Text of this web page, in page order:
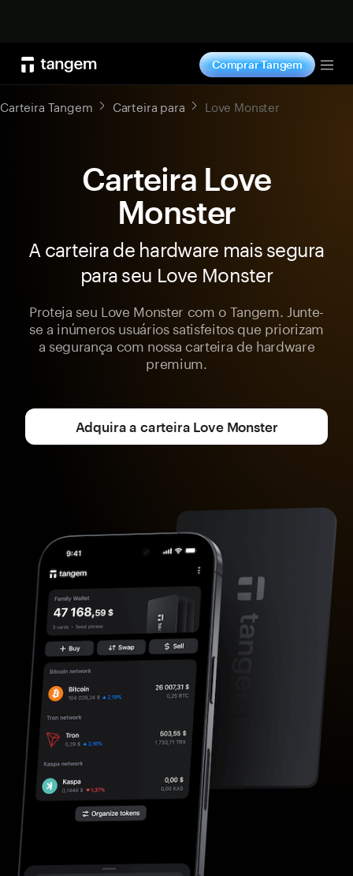
Comprar Tangem
Carteira Tangem Carteira para Love Monster
Carteira Love
Monster
A carteira de hardware mais segura
para seu Love Monster
Proteja seu Love Monster com o Tangem. Junte-
se a inúmeros usuários satisfeitos que priorizam
a segurança com nossa carteira de hardware
premium.
Adquira a carteira Love Monster